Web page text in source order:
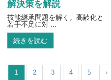
解決策を解説
技能継承問題を解く。高齢化と
若手不足に対 ...
続きを読む
1 2 3 4 5 ›